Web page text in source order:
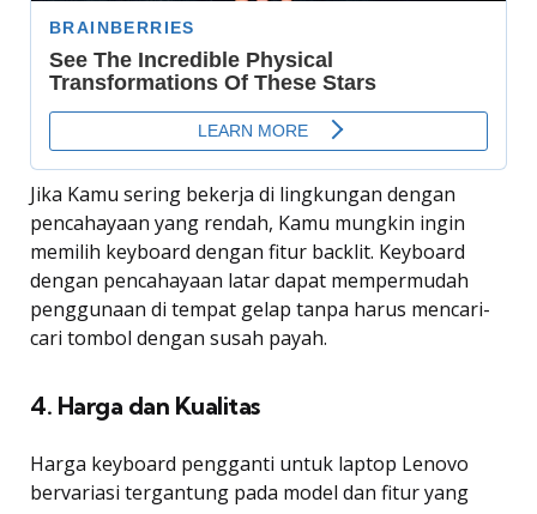
Jika Kamu sering bekerja di lingkungan dengan
pencahayaan yang rendah, Kamu mungkin ingin
memilih keyboard dengan fitur backlit. Keyboard
dengan pencahayaan latar dapat mempermudah
penggunaan di tempat gelap tanpa harus mencari-
cari tombol dengan susah payah.
4. Harga dan Kualitas
Harga keyboard pengganti untuk laptop Lenovo
bervariasi tergantung pada model dan fitur yang